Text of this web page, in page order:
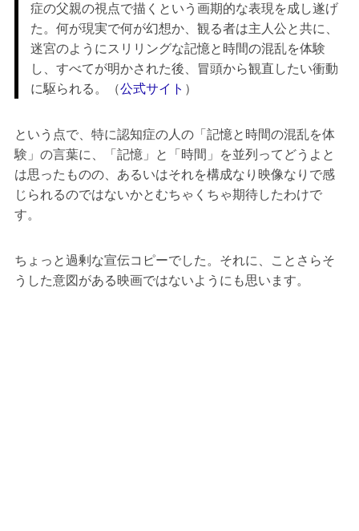
症の父親の視点で描くという画期的な表現を成し遂げ
た。何が現実で何が幻想か、観る者は主人公と共に、
迷宮のようにスリリングな記憶と時間の混乱を体験
し、すべてが明かされた後、冒頭から観直したい衝動
に駆られる。（公式サイト ）
という点で、特に認知症の人の「記憶と時間の混乱を体
験」の言葉に、「記憶」と「時間」を並列ってどうよと
は思ったものの、あるいはそれを構成なり映像なりで感
じられるのではないかとむちゃくちゃ期待したわけで
す。
ちょっと過剰な宣伝コピーでした。それに、ことさらそ
うした意図がある映画ではないようにも思います。